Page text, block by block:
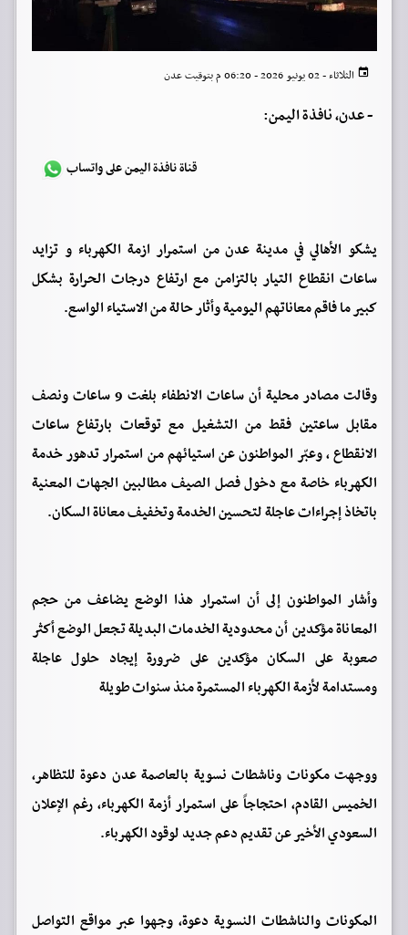
الثلاثاء - 02 يونيو 2026 - 06:20 م بتوقيت عدن
-عدن، نافذة اليمن:
قناة نافذة اليمن على واتساب
يشكو الأهالي في مدينة عدن من استمرار ازمة الكهرباء و تزايد
ساعات انقطاع التيار بالتزامن مع ارتفاع درجات الحرارة بشكل
كبير ما فاقم معاناتهم اليومية وأثار حالة من الاستياء الواسع.
وقالت مصادر محلية أن ساعات الانطفاء بلغت 9 ساعات ونصف
مقابل ساعتين فقط من التشغيل مع توقعات بارتفاع ساعات
الانقطاع , وعبّر المواطنون عن استيائهم من استمرار تدهور خدمة
الكهرباء خاصة مع دخول فصل الصيف مطالبين الجهات المعنية
باتخاذ إجراءات عاجلة لتحسين الخدمة وتخفيف معاناة السكان.
وأشار المواطنون إلى أن استمرار هذا الوضع يضاعف من حجم
المعاناة مؤكدين أن محدودية الخدمات البديلة تجعل الوضع أكثر
صعوبة على السكان مؤكدين على ضرورة إيجاد حلول عاجلة
ومستدامة لأزمة الكهرباء المستمرة منذ سنوات طويلة
ووجهت مكونات وناشطات نسوية بالعاصمة عدن دعوة للتظاهر،
الخميس القادم، احتجاجاً على استمرار أزمة الكهرباء، رغم الإعلان
السعودي الأخير عن تقديم دعم جديد لوقود الكهرباء.
المكونات والناشطات النسوية دعوة، وجهوا عبر مواقع التواصل